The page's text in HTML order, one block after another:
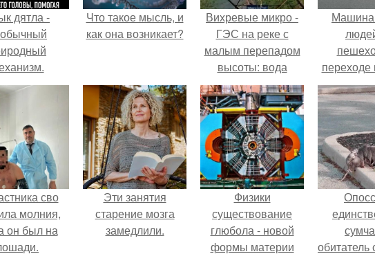
дятла -
Что такое мысль, и
как она возникает?
Вихревые микро -
ГЭС на реке с
малым перепадом
высоты: вода
закручивается в
бетонной камере и
вращает
вертикальную
турбину.
Машина
переходе
сво
молния,
он был на
Эти занятия
старение мозга
замедлили.
Физики
существование
глюбола - новой
формы материи
обитатель